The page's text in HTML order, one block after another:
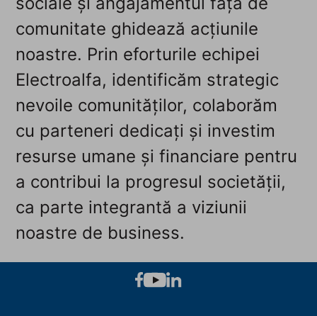
comunitate ghidează acțiunile
noastre. Prin eforturile echipei
Electroalfa, identificăm strategic
nevoile comunităților, colaborăm
cu parteneri dedicați și investim
resurse umane și financiare pentru
a contribui la progresul societății,
ca parte integrantă a viziunii
noastre de business.